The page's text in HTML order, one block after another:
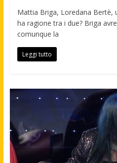
Mattia Briga, Loredana Bertè,
ha ragione tra i due? Briga
comunque la
Leggi tutto